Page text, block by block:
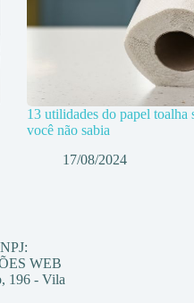
13 utilidades do papel toalha
você não sabia
17/08/2024
WEB
196 - Vila